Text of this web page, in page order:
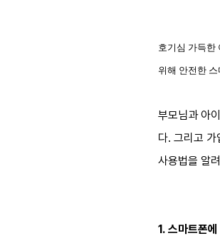
호기심 가득한
위해 안전한
부모님과 아
다. 그리고
사용법을 알
1. 스마트폰